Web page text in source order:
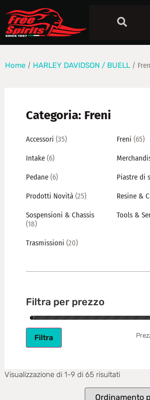
Home / HARLEY DAVIDSON / BUELL/
Categoria: Freni
Accessori (35) Freni (65)
Intake (6)
Pedane (6) Piastre di
Prodotti Novità (25) Resine &
Sospensioni & Chassis
(18)
Tools &
Trasmissioni (20)
Filtra per prezzo
Filtra
Visualizzazione di 1-9 di 65 risultati